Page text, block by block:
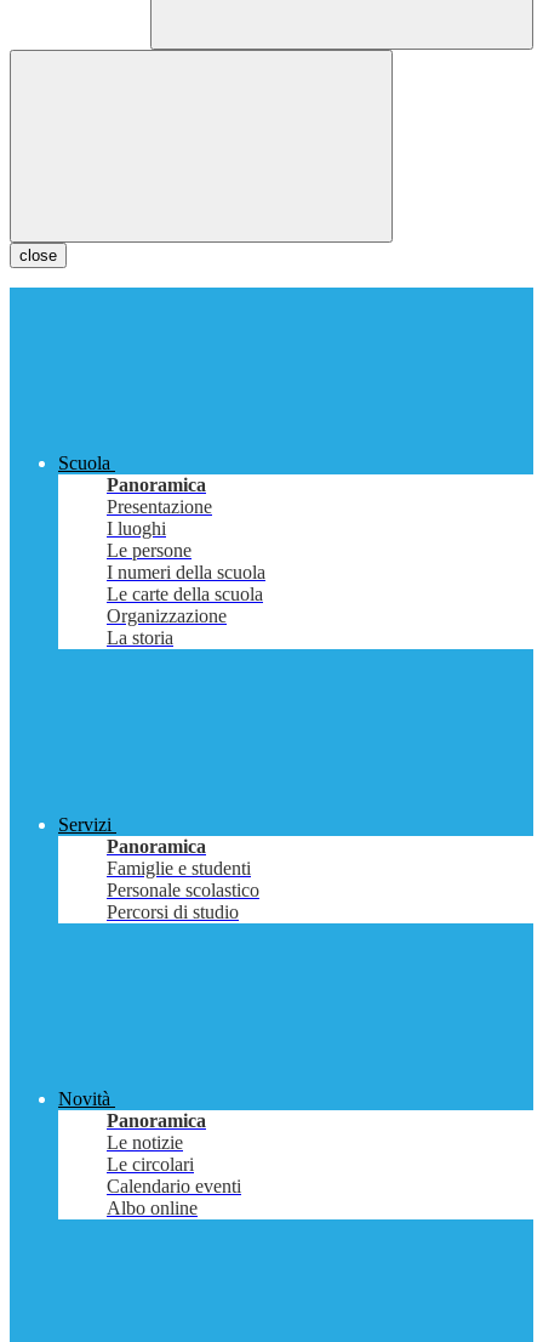
close
Scuola
Panoramica
Presentazione
I luoghi
Le persone
I numeri della scuola
Le carte della scuola
Organizzazione
La storia
Servizi
Panoramica
Famiglie e studenti
Personale scolastico
Percorsi di studio
Novità
Panoramica
Le notizie
Le circolari
Calendario eventi
Albo online